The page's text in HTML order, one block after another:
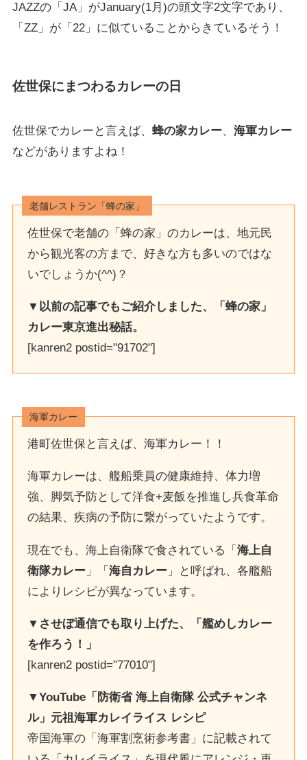
JAZZの「JA」がJanuary(1月)の頭文字2文字であり、
「ZZ」が「22」に似ていることからきているそう！
佐世保にまつわるカレーの日
佐世保でカレーと言えば、 蜂の家カレー、 海軍カレー
などがありますよね！
老舗レストラン「蜂の家」
佐世保で老舗の「蜂の家」のカレーは、地元民
から観光客の方まで、好きな方も多いのではな
いでしょうか(^^)？
▼以前の記事でもご紹介しました、「蜂の家」
カレー東京進出秘話。
[kanren2 postid="91702"]
海軍カレー
港町佐世保と言えば、海軍カレー！！
海軍カレーは、艦船乗員の健康維持、体力増
強、脚気予防として洋食+麦飯を推進し兵食革命
の結果、疾病の予防に繋がっていたようです。
現在でも、海上自衛隊で食されている「海上自
衛隊カレー 」「海自カレー 」と呼ばれ、各艦船
によりレシピが異なっています。
▼させぼ通信でも取り上げた、「艦めしカレー
を作ろう！」
[kanren2 postid="77010"]
▼YouTube「防衛省 海上自衛隊 公式チャンネ
ル」元祖海軍カレイライス レシピ
帝国海軍の「海軍割烹術参考書」に記載されて